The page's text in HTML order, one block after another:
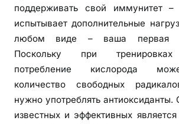
поддерживать свой иммунитет –
испытывает дополнительные
любом виде – ваша первая
Поскольку при тренировках
потребление кислорода
количество свободных
нужно употреблять
известных и эффективных